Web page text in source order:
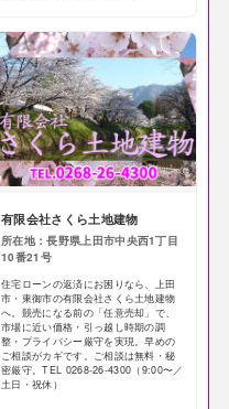
有限会社さくら土地建物
所在地：長野県上田市中央西1丁目
10番21号
住宅ローンの返済にお困りなら、上田
市・東御市の有限会社さくら土地建物
へ。競売になる前の「任意売却」で、
市場に近い価格・引っ越し時期の調
整・プライバシー厳守を実現。早めの
ご相談がカギです。ご相談は無料・秘
密厳守。TEL 0268-26-4300（9:00〜／
土日・祝休）